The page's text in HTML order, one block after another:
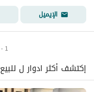
الإيميل
1 - 12 من 12 ادوار
إكتشف أكثر ادوار ل للبيع